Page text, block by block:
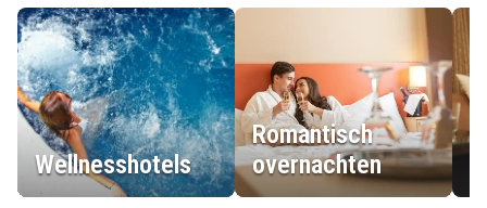
Wellnesshotels
Romantisch
overnachten